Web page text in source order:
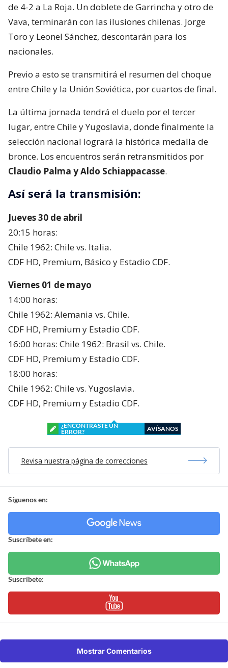
de 4-2 a La Roja. Un doblete de Garrincha y otro de
Vava, terminarán con las ilusiones chilenas. Jorge
Toro y Leonel Sánchez, descontarán para los
nacionales.
Previo a esto se transmitirá el resumen del choque
entre Chile y la Unión Soviética, por cuartos de final.
La última jornada tendrá el duelo por el tercer
lugar, entre Chile y Yugoslavia, donde finalmente la
selección nacional logrará la histórica medalla de
bronce. Los encuentros serán retransmitidos por
Claudio Palma y Aldo Schiappacasse.
Así será la transmisión:
Jueves 30 de abril
20:15 horas:
Chile 1962: Chile vs. Italia.
CDF HD, Premium, Básico y Estadio CDF.
Viernes 01 de mayo
14:00 horas:
Chile 1962: Alemania vs. Chile.
CDF HD, Premium y Estadio CDF.
16:00 horas: Chile 1962: Brasil vs. Chile.
CDF HD, Premium y Estadio CDF.
18:00 horas:
Chile 1962: Chile vs. Yugoslavia.
CDF HD, Premium y Estadio CDF.
¿ENCONTRASTE UN
ERROR?
AVÍSANOS
Revisa nuestra página de correcciones
Síguenos en:
Suscríbete en:
Suscríbete:
Mostrar Comentarios